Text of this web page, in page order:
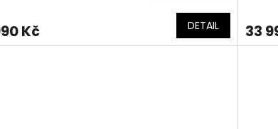
Kč DETAIL 33